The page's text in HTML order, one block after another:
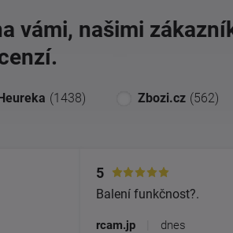
vámi, našimi
(1438) Zbozi.cz (562)
5
Balení funkčnost?.
rcam.jp dnes